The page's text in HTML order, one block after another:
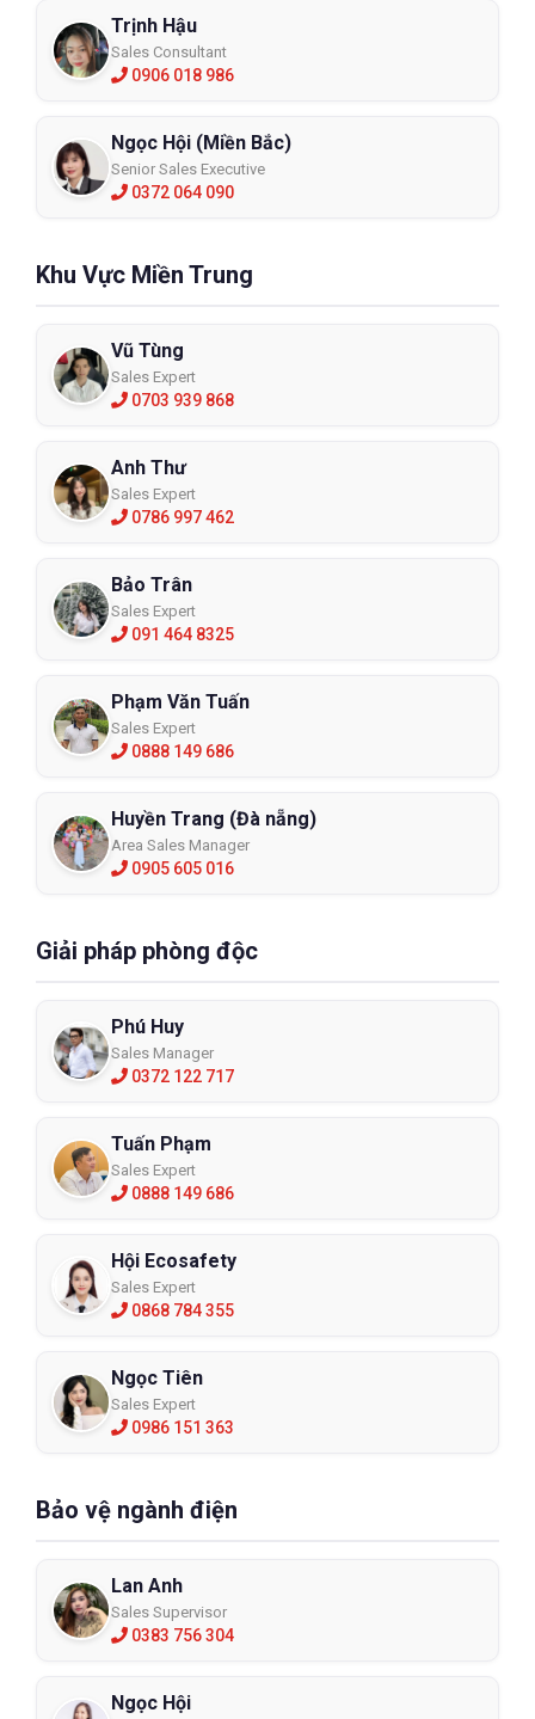
● Website:
● Email: admin@eco3d.vn
● Fanpage: ECO3D - Tổng kho phân phối đồ bảo hộ lao động
Safety Jogger
Trịnh Hậu
Sales Consultant
0906 018 986
Ngọc Hội (Miền Bắc)
Senior Sales Executive
0372 064 090
Khu Vực Miền Trung
Vũ Tùng
Sales Expert
0703 939 868
Anh Thư
Sales Expert
0786 997 462
Bảo Trân
Sales Expert
091 464 8325
Phạm Văn Tuấn
Sales Expert
0888 149 686
Huyền Trang (Đà nẵng)
Area Sales Manager
0905 605 016
Giải pháp phòng độc
Phú Huy
Sales Manager
0372 122 717
Tuấn Phạm
Sales Expert
0888 149 686
Hội Ecosafety
Sales Expert
0868 784 355
Ngọc Tiên
Sales Expert
0986 151 363
Bảo vệ ngành điện
Lan Anh
Sales Supervisor
0383 756 304
Ngọc Hội